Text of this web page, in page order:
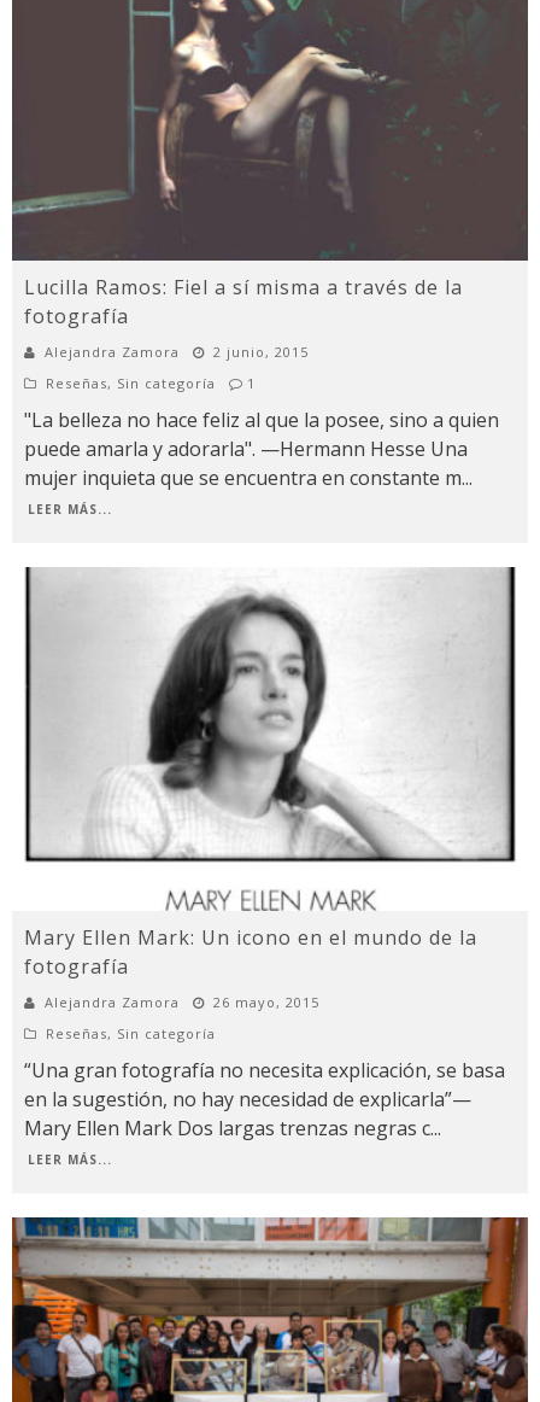
Lucilla Ramos: Fiel a sí misma a través de la
fotografía
Alejandra Zamora
2 junio, 2015
Reseñas, Sin categoría 1
"La belleza no hace feliz al que la posee, sino a quien
puede amarla y adorarla". —Hermann Hesse Una
mujer inquieta que se encuentra en constante m...
LEER MÁS...
Mary Ellen Mark: Un icono en el mundo de la
fotografía
Alejandra Zamora
26 mayo, 2015
Reseñas, Sin categoría
“Una gran fotografía no necesita explicación, se basa
en la sugestión, no hay necesidad de explicarla”—
Mary Ellen Mark Dos largas trenzas negras c...
LEER MÁS...